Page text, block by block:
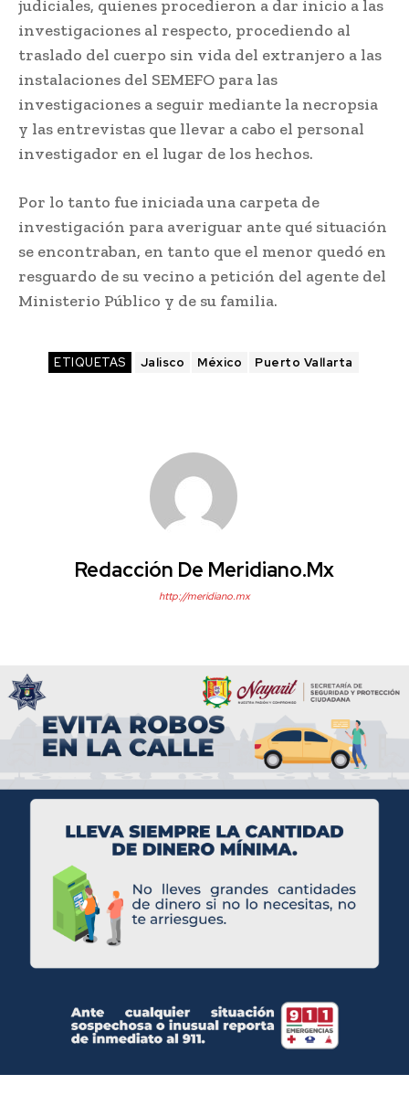
judiciales, quienes procedieron a dar inicio a las
investigaciones al respecto, procediendo al
traslado del cuerpo sin vida del extranjero a las
instalaciones del SEMEFO para las
investigaciones a seguir mediante la necropsia
y las entrevistas que llevar a cabo el personal
investigador en el lugar de los hechos.
Por lo tanto fue iniciada una carpeta de
investigación para averiguar ante qué situación
se encontraban, en tanto que el menor quedó en
resguardo de su vecino a petición del agente del
Ministerio Público y de su familia.
ETIQUETAS Jalisco México Puerto Vallarta
Redacción De Meridiano.mx
http://meridiano.mx